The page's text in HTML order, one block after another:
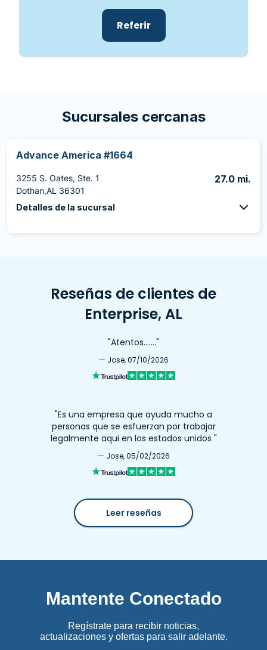
Referir
Sucursales cercanas
Advance America #1664
3255 S. Oates, Ste. 1
Dothan,AL 36301
27.0 mi.
Detalles de la sucursal
Reseñas de clientes de
Enterprise, AL
"Atentos……."
— Jose, 07/10/2026
"Es una empresa que ayuda mucho a
personas que se esfuerzan por trabajar
legalmente aqui en los estados unidos "
— Jose, 05/02/2026
Leer reseñas